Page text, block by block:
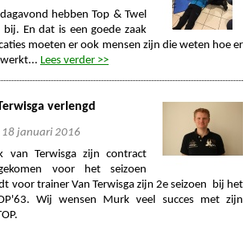
hebben Top & Twel
En dat is een goede zaak
moeten er ook mensen zijn die weten hoe er
Lees verder >>
verlengd
januari 2016
van Terwisga zijn contract
voor het seizoen
voor trainer Van Terwisga zijn 2e seizoen bij het
Wij wensen Murk veel succes met zijn